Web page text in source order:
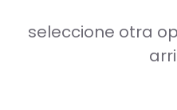
seleccione otra